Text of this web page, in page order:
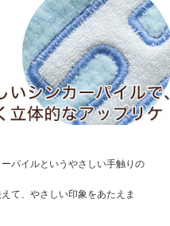
パイルというやさしい手触りの
て、やさしい印象をあたえま